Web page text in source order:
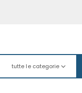
tutte le categorie